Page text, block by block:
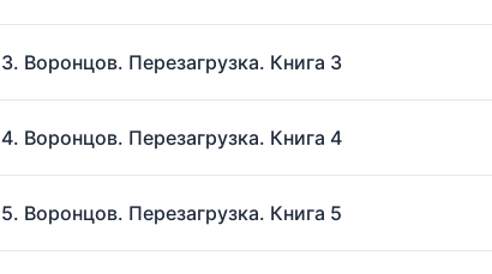
3. Воронцов. Перезагрузка. Книга 3
4. Воронцов. Перезагрузка. Книга 4
5. Воронцов. Перезагрузка. Книга 5